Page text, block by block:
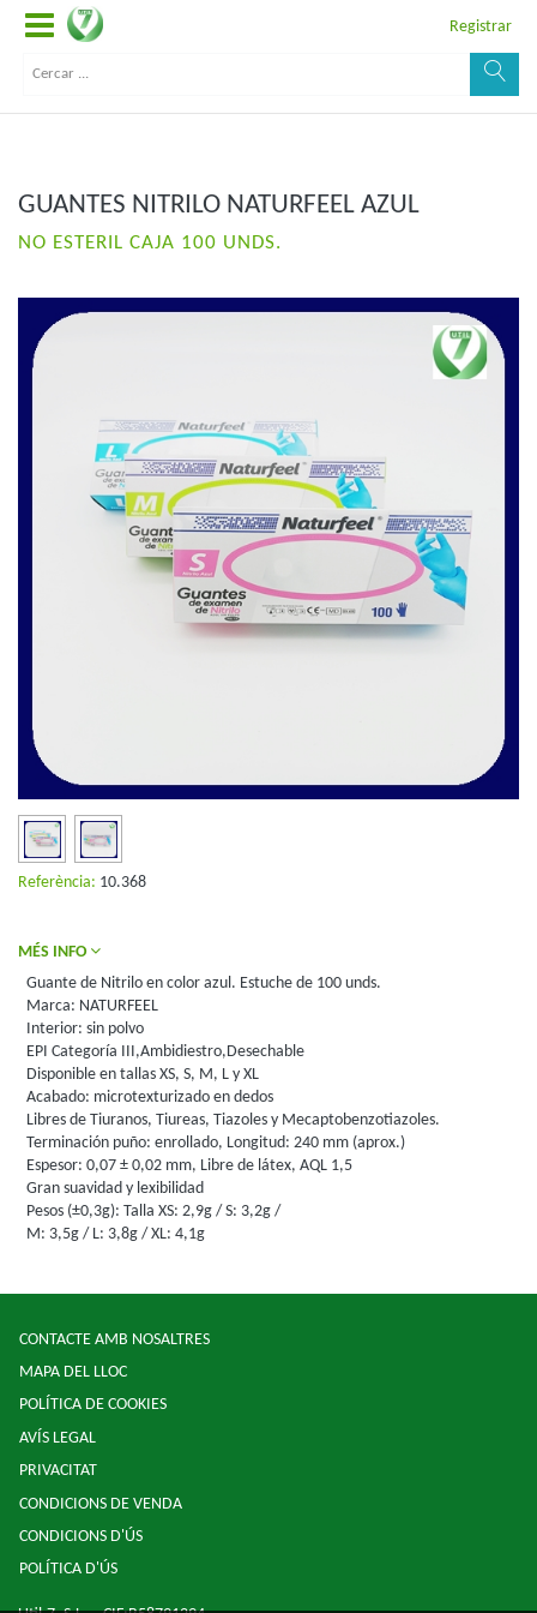
Registrar
GUANTES NITRILO NATURFEEL AZUL
NO ESTERIL CAJA 100 UNDS.
Referència: 10.368
MÉS INFO
Guante de Nitrilo en color azul. Estuche de 100 unds.
Marca: NATURFEEL
Interior: sin polvo
EPI Categoría III,Ambidiestro,Desechable
Disponible en tallas XS, S, M, L y XL
Acabado: microtexturizado en dedos
Libres de Tiuranos, Tiureas, Tiazoles y Mecaptobenzotiazoles.
Terminación puño: enrollado, Longitud: 240 mm (aprox.)
Espesor: 0,07 ± 0,02 mm, Libre de látex, AQL 1,5
Gran suavidad y lexibilidad
Pesos (±0,3g): Talla XS: 2,9g / S: 3,2g /
M: 3,5g / L: 3,8g / XL: 4,1g
CONTACTE AMB NOSALTRES
MAPA DEL LLOC
POLÍTICA DE COOKIES
AVÍS LEGAL
PRIVACITAT
CONDICIONS DE VENDA
CONDICIONS D'ÚS
POLÍTICA D'ÚS